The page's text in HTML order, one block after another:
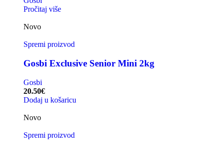
Pročitaj više
Novo
Spremi proizvod
Gosbi Exclusive Senior Mini 2kg
Gosbi
20.50€
Dodaj u košaricu
Novo
Spremi proizvod